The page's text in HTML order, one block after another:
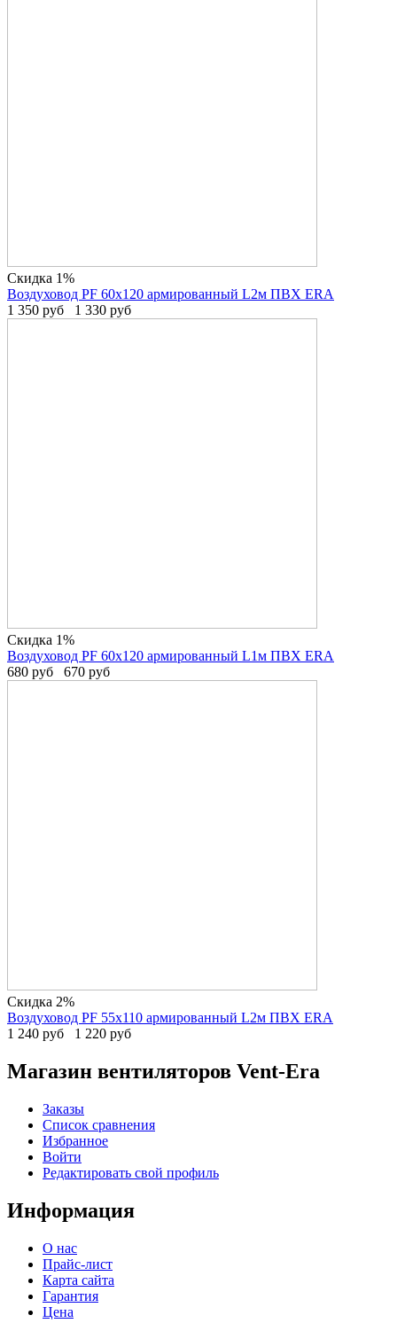
Скидка 1%
Воздуховод PF 60х120 армированный L2м ПВХ ERA
1 350 руб 1 330 руб
Скидка 1%
Воздуховод PF 60х120 армированный L1м ПВХ ERA
680 руб 670 руб
Скидка 2%
Воздуховод PF 55х110 армированный L2м ПВХ ERA
1 240 руб 1 220 руб
Магазин вентиляторов Vent-Era
Заказы
Список сравнения
Избранное
Войти
Редактировать свой профиль
Информация
О нас
Прайс-лист
Карта сайта
Гарантия
Цена